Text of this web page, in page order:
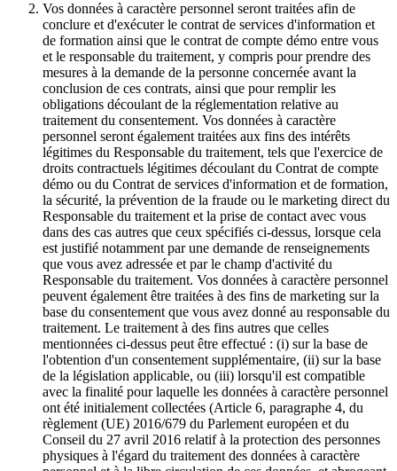
Vos données à caractère personnel seront traitées afin de
conclure et d'exécuter le contrat de services d'information et
de formation ainsi que le contrat de compte démo entre vous
et le responsable du traitement, y compris pour prendre des
mesures à la demande de la personne concernée avant la
conclusion de ces contrats, ainsi que pour remplir les
obligations découlant de la réglementation relative au
traitement du consentement. Vos données à caractère
personnel seront également traitées aux fins des intérêts
légitimes du Responsable du traitement, tels que l'exercice de
droits contractuels légitimes découlant du Contrat de compte
démo ou du Contrat de services d'information et de formation,
la sécurité, la prévention de la fraude ou le marketing direct du
Responsable du traitement et la prise de contact avec vous
dans des cas autres que ceux spécifiés ci-dessus, lorsque cela
est justifié notamment par une demande de renseignements
que vous avez adressée et par le champ d'activité du
Responsable du traitement. Vos données à caractère personnel
peuvent également être traitées à des fins de marketing sur la
base du consentement que vous avez donné au responsable du
traitement. Le traitement à des fins autres que celles
mentionnées ci-dessus peut être effectué : (i) sur la base de
l'obtention d'un consentement supplémentaire, (ii) sur la base
de la législation applicable, ou (iii) lorsqu'il est compatible
avec la finalité pour laquelle les données à caractère personnel
ont été initialement collectées (Article 6, paragraphe 4, du
règlement (UE) 2016/679 du Parlement européen et du
Conseil du 27 avril 2016 relatif à la protection des personnes
physiques à l'égard du traitement des données à caractère